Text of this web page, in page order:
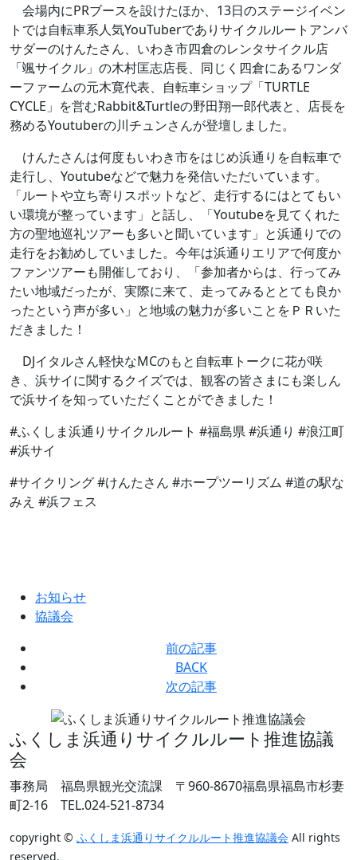
会場内にPRブースを設けたほか、13日のステージイベン
トでは自転車系人気YouTuberでありサイクルルートアンバ
サダーのけんたさん、いわき市四倉のレンタサイクル店
「颯サイクル」の木村匡志店長、同じく四倉にあるワンダ
ーファームの元木寛代表、自転車ショップ「TURTLE
CYCLE」を営むRabbit&Turtleの野田翔一郎代表と、店長を
務めるYoutuberの川チュンさんが登壇しました。
けんたさんは何度もいわき市をはじめ浜通りを自転車で
走行し、Youtubeなどで魅力を発信いただいています。
「ルートや立ち寄りスポットなど、走行するにはとてもい
い環境が整っています」と話し、「Youtubeを見てくれた
方の聖地巡礼ツアーも多いと聞いています」と浜通りでの
走行をお勧めしていました。今年は浜通りエリアで何度か
ファンツアーも開催しており、「参加者からは、行ってみ
たい地域だったが、実際に来て、走ってみるととても良か
ったという声が多い」と地域の魅力が多いことをＰＲいた
だきました！
DJイタルさん軽快なMCのもと自転車トークに花が咲
き、浜サイに関するクイズでは、観客の皆さまにも楽しん
で浜サイを知っていただくことができました！
#ふくしま浜通りサイクルルート #福島県 #浜通り #浪江町
#浜サイ
#サイクリング #けんたさん #ホープツーリズム #道の駅な
みえ #浜フェス
お知らせ
協議会
前の記事
BACK
次の記事
ふくしま浜通りサイクルルート推進協議
会
事務局 福島県観光交流課 〒960-8670福島県福島市杉妻
町2-16 TEL.024-521-8734
copyright © ふくしま浜通りサイクルルート推進協議会 All rights
reserved.